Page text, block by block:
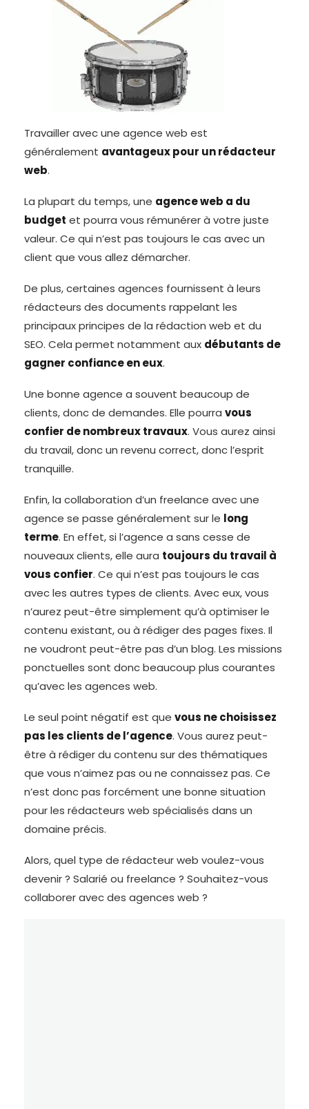
Travailler avec une agence web est
généralement avantageux pour un rédacteur
web.
La plupart du temps, une agence web a du
budget et pourra vous rémunérer à votre juste
valeur. Ce qui n’est pas toujours le cas avec un
client que vous allez démarcher.
De plus, certaines agences fournissent à leurs
rédacteurs des documents rappelant les
principaux principes de la rédaction web et du
SEO. Cela permet notamment aux débutants de
gagner confiance en eux.
Une bonne agence a souvent beaucoup de
clients, donc de demandes. Elle pourra vous
confier de nombreux travaux. Vous aurez ainsi
du travail, donc un revenu correct, donc l’esprit
tranquille.
Enfin, la collaboration d’un freelance avec une
agence se passe généralement sur le long
terme. En effet, si l’agence a sans cesse de
nouveaux clients, elle aura toujours du travail à
vous confier. Ce qui n’est pas toujours le cas
avec les autres types de clients. Avec eux, vous
n’aurez peut-être simplement qu’à optimiser le
contenu existant, ou à rédiger des pages fixes. Il
ne voudront peut-être pas d’un blog. Les missions
ponctuelles sont donc beaucoup plus courantes
qu’avec les agences web.
Le seul point négatif est que vous ne choisissez
pas les clients de l’agence. Vous aurez peut-
être à rédiger du contenu sur des thématiques
que vous n’aimez pas ou ne connaissez pas. Ce
n’est donc pas forcément une bonne situation
pour les rédacteurs web spécialisés dans un
domaine précis.
Alors, quel type de rédacteur web voulez-vous
devenir ? Salarié ou freelance ? Souhaitez-vous
collaborer avec des agences web ?